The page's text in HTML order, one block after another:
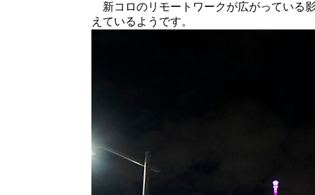
新コロのリモートワークが広がっている
えているようです。